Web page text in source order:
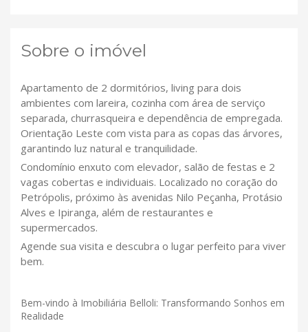
Sobre o imóvel
Apartamento de 2 dormitórios, living para dois
ambientes com lareira, cozinha com área de serviço
separada, churrasqueira e dependência de empregada.
Orientação Leste com vista para as copas das árvores,
garantindo luz natural e tranquilidade.
Condomínio enxuto com elevador, salão de festas e 2
vagas cobertas e individuais. Localizado no coração do
Petrópolis, próximo às avenidas Nilo Peçanha, Protásio
Alves e Ipiranga, além de restaurantes e
supermercados.
Agende sua visita e descubra o lugar perfeito para viver
bem.
Bem-vindo à Imobiliária Belloli: Transformando Sonhos em
Realidade